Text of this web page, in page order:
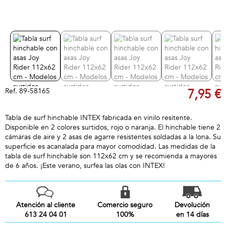
Ref. 89-58165 7,95 €
Tabla de surf hinchable INTEX fabricada en vinilo resitente.
Disponible en 2 colores surtidos, rojo o naranja. El hinchable tiene 2
cámaras de aire y 2 asas de agarre resistentes soldadas a la lona. Su
superficie es acanalada para mayor comodidad. Las medidas de la
tabla de surf hinchable son 112x62 cm y se recomienda a mayores
de 6 años. ¡Este verano, surfea las olas con INTEX!
Atención al cliente
613 24 04 01
Comercio seguro
100%
Devolución
en 14 días